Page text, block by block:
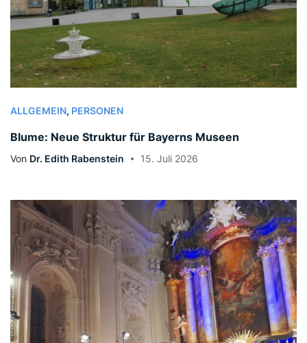
ALLGEMEIN, PERSONEN
Blume: Neue Struktur für Bayerns Museen
Von Dr. Edith Rabenstein 15. Juli 2026